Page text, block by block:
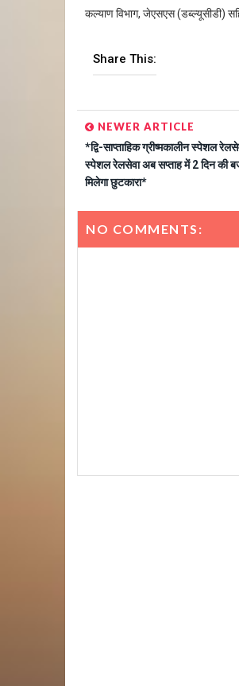
कल्याण विभाग, जेएसएस (डब्ल्यूसीडी)
Share This:
NEWER ARTICLE
*द्वि-साप्ताहिक ग्रीष्मकालीन स्पेशल
स्पेशल रेलसेवा अब सप्ताह में 2 दिन की
मिलेगा छुटकारा*
NO COMMENTS: